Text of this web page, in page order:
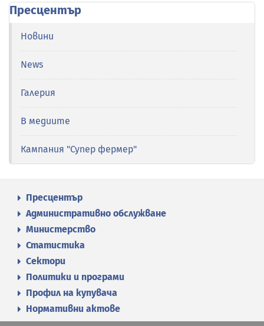
Пресцентър
Новини
News
Галерия
В медиите
Кампания "Супер фермер"
Пресцентър
Административно обслужване
Министерство
Статистика
Сектори
Политики и програми
Профил на купувача
Нормативни актове